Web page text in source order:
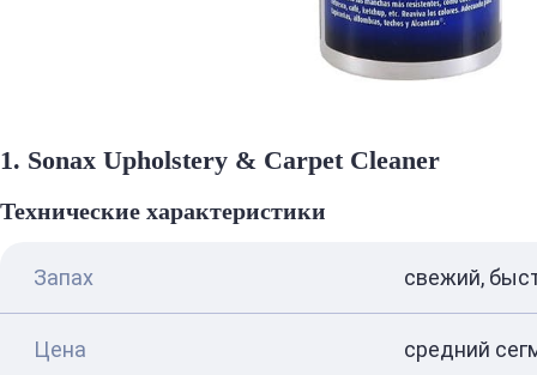
1. Sonax Upholstery & Carpet Cleaner
Технические характеристики
Запах свежий,
Цена средний